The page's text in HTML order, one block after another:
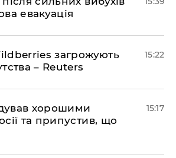
евакуація
загрожують
– Reuters
15:22
хорошими
та припустив, що
15:17